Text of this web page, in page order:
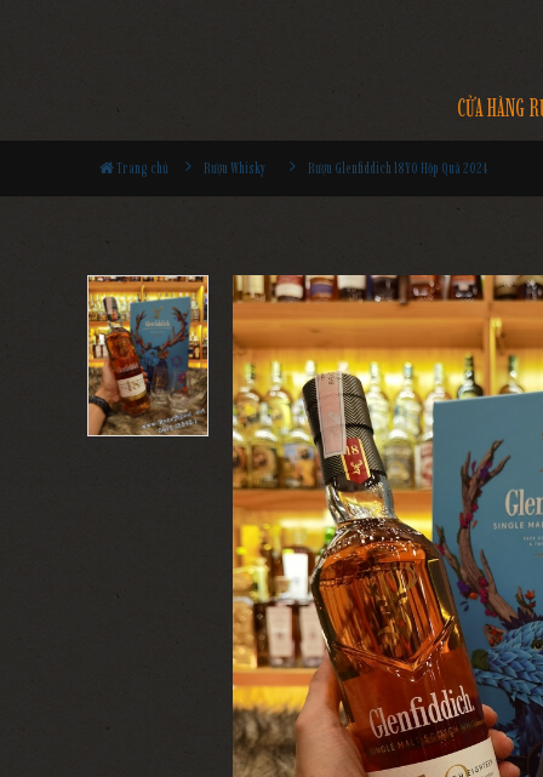
CỬA HÀNG
Trang chủ Rượu Whisky Rượu Glenfiddich 18YO Hộp Quà 2024